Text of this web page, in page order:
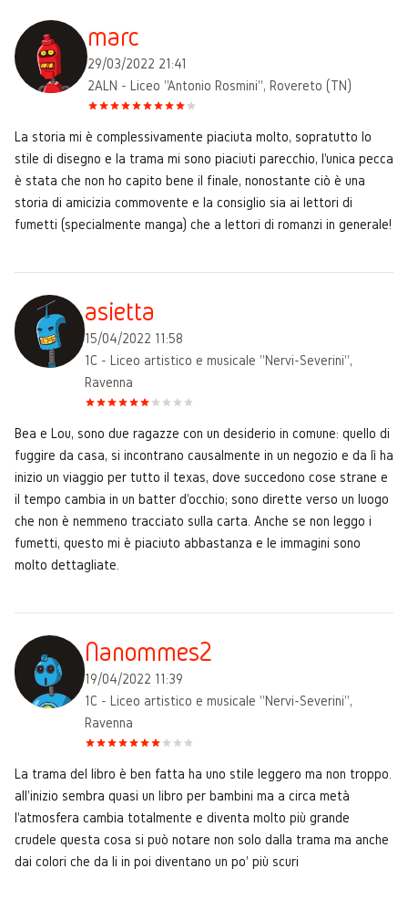
marc
29/03/2022 21:41
2ALN - Liceo "Antonio Rosmini", Rovereto (TN)
La storia mi è complessivamente piaciuta molto, sopratutto lo
stile di disegno e la trama mi sono piaciuti parecchio, l'unica pecca
è stata che non ho capito bene il finale, nonostante ciò è una
storia di amicizia commovente e la consiglio sia ai lettori di
fumetti (specialmente manga) che a lettori di romanzi in generale!
asietta
15/04/2022 11:58
1C - Liceo artistico e musicale "Nervi-Severini",
Ravenna
Bea e Lou, sono due ragazze con un desiderio in comune: quello di
fuggire da casa, si incontrano causalmente in un negozio e da lì ha
inizio un viaggio per tutto il texas, dove succedono cose strane e
il tempo cambia in un batter d'occhio; sono dirette verso un luogo
che non è nemmeno tracciato sulla carta. Anche se non leggo i
fumetti, questo mi è piaciuto abbastanza e le immagini sono
molto dettagliate.
Nanommes2
19/04/2022 11:39
1C - Liceo artistico e musicale "Nervi-Severini",
Ravenna
La trama del libro è ben fatta ha uno stile leggero ma non troppo.
all'inizio sembra quasi un libro per bambini ma a circa metà
l'atmosfera cambia totalmente e diventa molto più grande
crudele questa cosa si può notare non solo dalla trama ma anche
dai colori che da li in poi diventano un po' più scuri